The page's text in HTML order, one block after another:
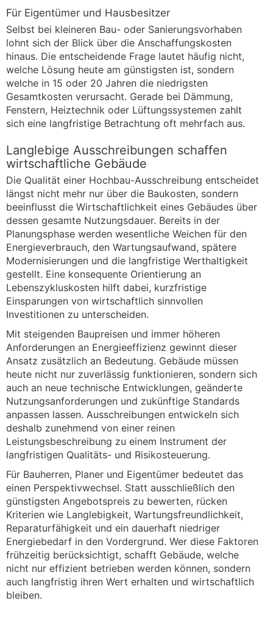
Für Eigentümer und Hausbesitzer
Selbst bei kleineren Bau- oder Sanierungsvorhaben
lohnt sich der Blick über die Anschaffungskosten
hinaus. Die entscheidende Frage lautet häufig nicht,
welche Lösung heute am günstigsten ist, sondern
welche in 15 oder 20 Jahren die niedrigsten
Gesamtkosten verursacht. Gerade bei Dämmung,
Fenstern, Heiztechnik oder Lüftungssystemen zahlt
sich eine langfristige Betrachtung oft mehrfach aus.
Langlebige Ausschreibungen schaffen
wirtschaftliche Gebäude
Die Qualität einer Hochbau-Ausschreibung entscheidet
längst nicht mehr nur über die Baukosten, sondern
beeinflusst die Wirtschaftlichkeit eines Gebäudes über
dessen gesamte Nutzungsdauer. Bereits in der
Planungsphase werden wesentliche Weichen für den
Energieverbrauch, den Wartungsaufwand, spätere
Modernisierungen und die langfristige Werthaltigkeit
gestellt. Eine konsequente Orientierung an
Lebenszykluskosten hilft dabei, kurzfristige
Einsparungen von wirtschaftlich sinnvollen
Investitionen zu unterscheiden.
Mit steigenden Baupreisen und immer höheren
Anforderungen an Energieeffizienz gewinnt dieser
Ansatz zusätzlich an Bedeutung. Gebäude müssen
heute nicht nur zuverlässig funktionieren, sondern sich
auch an neue technische Entwicklungen, geänderte
Nutzungsanforderungen und zukünftige Standards
anpassen lassen. Ausschreibungen entwickeln sich
deshalb zunehmend von einer reinen
Leistungsbeschreibung zu einem Instrument der
langfristigen Qualitäts- und Risikosteuerung.
Für Bauherren, Planer und Eigentümer bedeutet das
einen Perspektivwechsel. Statt ausschließlich den
günstigsten Angebotspreis zu bewerten, rücken
Kriterien wie Langlebigkeit, Wartungsfreundlichkeit,
Reparaturfähigkeit und ein dauerhaft niedriger
Energiebedarf in den Vordergrund. Wer diese Faktoren
frühzeitig berücksichtigt, schafft Gebäude, welche
nicht nur effizient betrieben werden können, sondern
auch langfristig ihren Wert erhalten und wirtschaftlich
bleiben.